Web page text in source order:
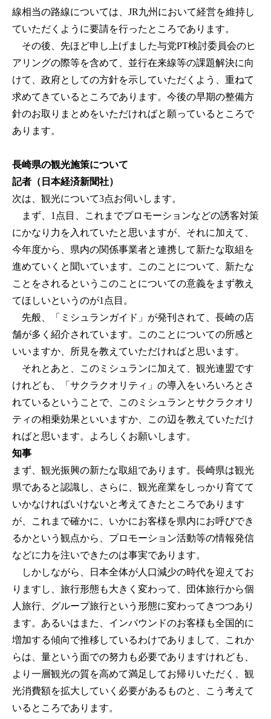
線相当の路線については、JR九州において経営を維持し
ていただくように要請を行ったところであります。
その後、先ほど申し上げました与党PT検討委員会のヒ
アリングの際等を含めて、並行在来線等の課題解決に向
けて、政府としての方針を示していただくよう、重ねて
求めてきているところであります。今後の早期の整備方
針のお取りまとめをいただければと願っているところで
あります。
長崎県の観光施策について
記者（日本経済新聞社）
次は、観光について3点お伺いします。
まず、1点目、これまでプロモーションなどの誘客対策
にかなり力を入れていたと思いますが、それに加えて、
今年度から、県内の関係事業者と連携して新たな取組を
進めていくと聞いています。このことについて、新たな
ことをされるというこのことについての意義をまず教え
てほしいというのが1点目。
先般、「ミシュランガイド」が発刊されて、長崎の店
舗が多く紹介されています。このことについての所感と
いいますか、所見を教えていただければと思います。
それとあと、このミシュランに加えて、観光連盟です
けれども、「サクラクオリティ」の導入をいろいろとさ
れているということで、このミシュランとサクラクオリ
ティの相乗効果といいますか、この辺を教えていただけ
ればと思います。よろしくお願いします。
知事
まず、観光振興の新たな取組であります。長崎県は観光
県であると認識し、さらに、観光産業をしっかり育てて
いかなければいけないと考えてきたところであります
が、これまで確かに、いかにお客様を県内にお呼びでき
るかという観点から、プロモーション活動等の情報発信
などに力を注いできたのは事実であります。
しかしながら、日本全体が人口減少の時代を迎えてお
りますし、旅行形態も大きく変わって、団体旅行から個
人旅行、グループ旅行という形態に変わってきつつあり
ます。あるいはまた、インバウンドのお客様も全国的に
増加する傾向で推移しているわけでありまして、これか
らは、量という面での努力も必要でありますけれども、
より一層観光の質を高めて満足してお帰りいただく、観
光消費額を拡大していく必要があるものと、こう考えて
いるところであります。